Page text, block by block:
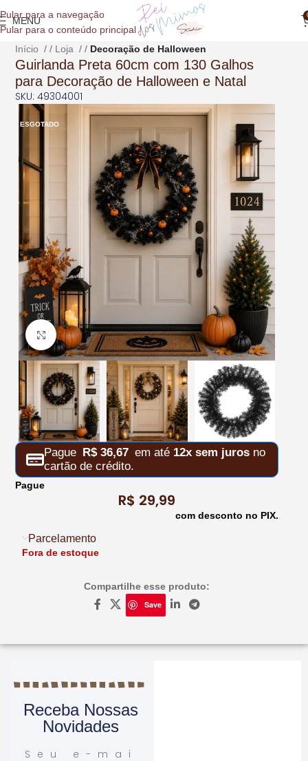
conteúdo
Pular para a navegação
Pular para o conteúdo principal
MENU
Início / Loja / Decoração de Halloween
Guirlanda Preta 60cm com 130 Galhos
para Decoração de Halloween e Natal
SKU: 49304001
ESGOTADO
Clique para ampliar
Pague R$36,67 em até 12x sem juros no
cartão de crédito.
Pague
R$ 29,99
com desconto no PIX.
Parcelamento
Fora de estoque
Compartilhe esse produto:
Save
Receba Nossas
Novidades